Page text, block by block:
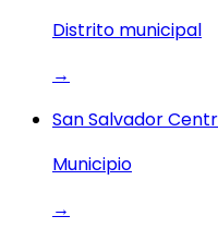
Distrito municipal
→
San Salvador
Municipio
→